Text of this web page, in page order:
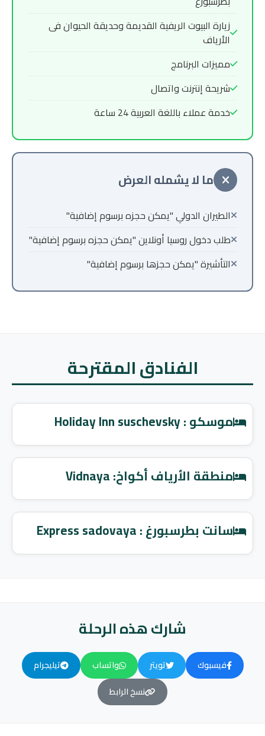
زيارة البيوت الريفية القديمة وحديقة الحيوان فى
الأرياف
مميزات البرنامج
شريحة إنترنت واتصال
خدمة عملاء باللغة العربية 24 ساعة
ما لا يشمله العرض
الطيران الدولي "يمكن حجزه برسوم إضافية"
طلب دخول روسيا أونلاين "يمكن حجزه برسوم إضافية"
التأشيرة "يمكن حجزها برسوم إضافية"
الفنادق المقترحة
موسكو : Holiday Inn suschevsky
منطقة الأرياف أكواخ: Vidnaya
سانت بطرسبورغ : Express sadovaya
شارك هذه الرحلة
فيسبوك تويتر واتساب
تيليجرام
نسخ الرابط